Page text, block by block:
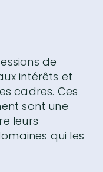
de
intérêts et
cadres. Ces
sont une
leurs
qui les